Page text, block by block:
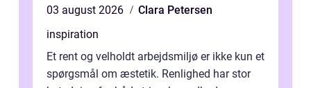
03 august 2026
Clara Petersen
inspiration
Et rent og velholdt arbejdsmiljø er ikke kun et
spørgsmål om æstetik. Renlighed har stor